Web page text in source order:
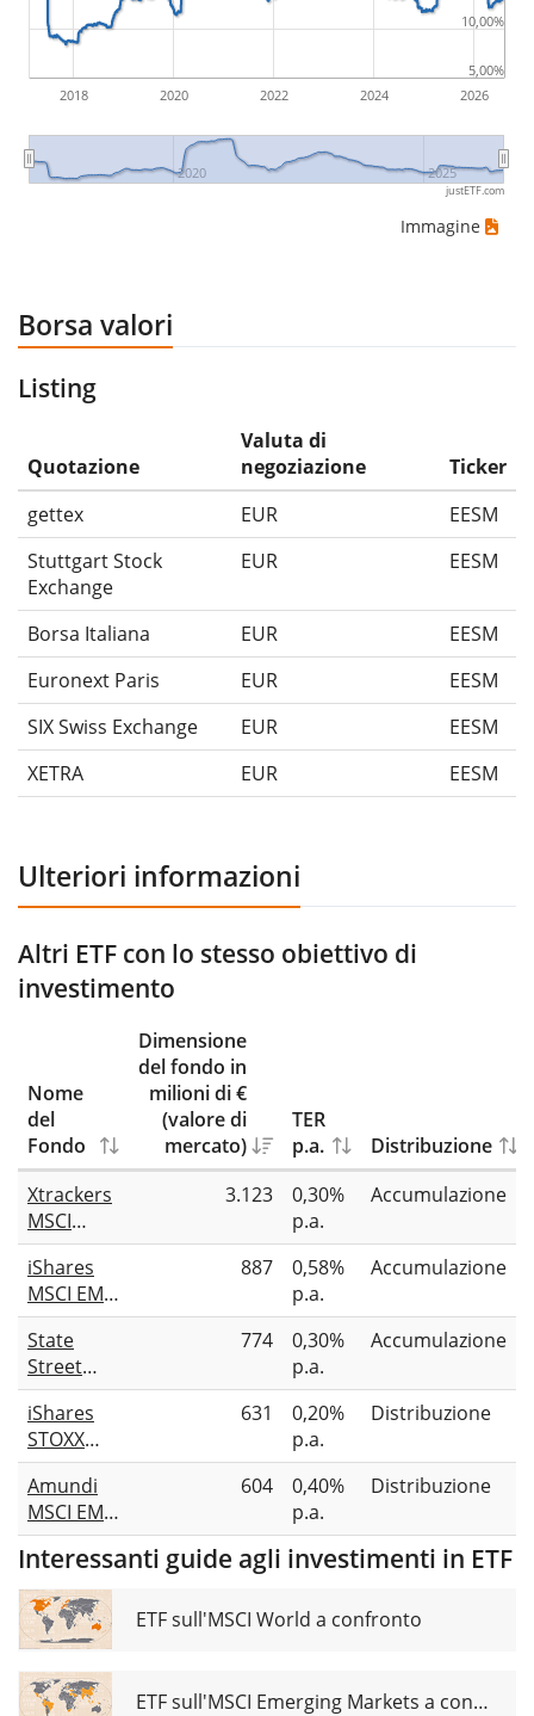
2018 2020 2022 2024 2026
2020 2025
5,00%
10,00%
justETF.com
Immagine
Borsa valori
Listing
Quotazione
Valuta di
negoziazione
Ticker
gettex
EUR
EESM
Stuttgart Stock
Exchange
EUR EESM
Borsa Italiana EUR
EESM
Euronext Paris
EUR
EESM
SIX Swiss Exchange
EUR
EESM
XETRA
EUR EESM
Ulteriori informazioni
Altri ETF con lo stesso obiettivo di
investimento
Nome
del
Fondo
Dimensione
del fondo in
milioni di €
(valore di
mercato)
TER
p.a.
Distribuzione
Xtrackers
MSCI
Europe
Small Cap
UCITS ETF
1C
3.123
0,30%
p.a.
Accumulazione
iShares
MSCI EMU
Small Cap
UCITS ETF
(Acc)
887
0,58%
p.a.
Accumulazione
State
Street
SPDR
MSCI
Europe
Small Cap
Value
Weighted
UCITS ETF
EUR
774
0,30%
p.a.
Accumulazione
iShares
STOXX
Europe
Small 200
UCITS ETF
(DE)
631
0,20%
p.a.
Distribuzione
Amundi
MSCI EMU
Small Cap
ESG
Broad
Transition
UCITS ETF
Dist
604
0,40%
p.a.
Distribuzione
Interessanti guide agli investimenti in ETF
ETF sull'MSCI World a confronto
ETF sull'MSCI Emerging Markets a confronto